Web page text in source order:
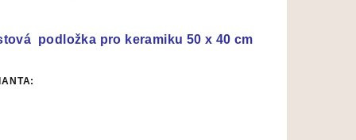
podložka pro keramiku 50 x 40 cm